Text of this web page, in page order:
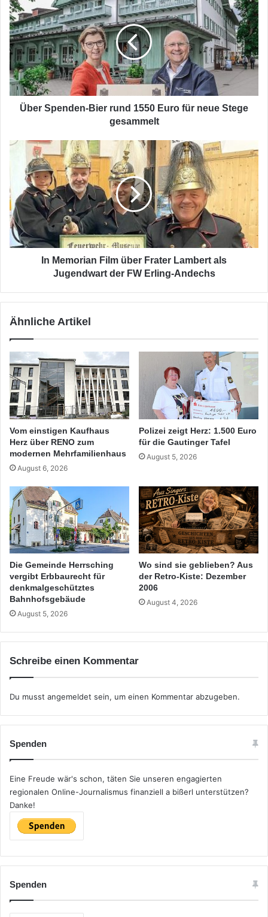
Spenden-
Bier
rund
1550
Euro
für
neue
Stege
gesammelt
Über Spenden-Bier rund 1550 Euro für neue Stege
gesammelt
In
Memorian
über
Frater
Lambert
als
Jugendwart
der
In Memorian Film über Frater Lambert als
Jugendwart der FW Erling-Andechs
Ähnliche Artikel
Vom einstigen Kaufhaus
Herz über RENO zum
modernen Mehrfamilienhaus
August 6, 2026
Polizei zeigt Herz: 1.500 Euro
für die Gautinger Tafel
August 5, 2026
Die Gemeinde Herrsching
vergibt Erbbaurecht für
denkmalgeschütztes
Bahnhofsgebäude
August 5, 2026
Wo sind sie geblieben? Aus
der Retro-Kiste: Dezember
2006
August 4, 2026
Schreibe einen Kommentar
Du musst angemeldet sein, um einen Kommentar abzugeben.
Spenden
Eine Freude wär's schon, täten Sie unseren engagierten
regionalen Online-Journalismus finanziell a bißerl unterstützen?
Danke!
Spenden